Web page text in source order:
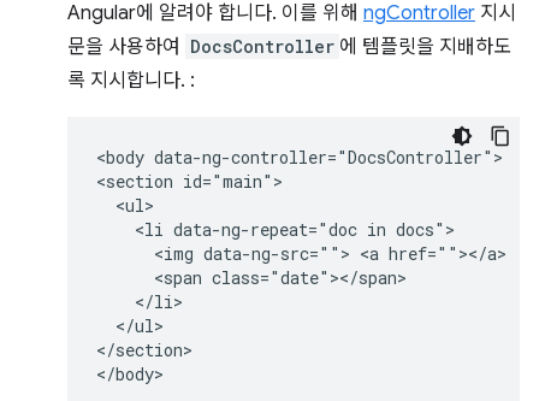
Angular에 알려야 합니다. 이를 위해 ngController 지시
문을 사용하여
DocsController 에 템플릿을 지배하도
록 지시합니다. :
<body data-ng-controller="DocsController">
<section id="main">
  <ul>
    <li data-ng-repeat="doc in docs">
      <img data-ng-src=""> <a href=""></a>
      <span class="date"></span>
    </li>
  </ul>
</section>